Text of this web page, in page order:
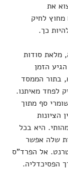
את
לחיק
כך.
מלאת סודות
הזמן
בתור הממסד
לפחד מאיתנו.
סף מתוך
הציונות
היא בכל
שלה אפשר
אל הפרד"ס
הפסיכדליה.